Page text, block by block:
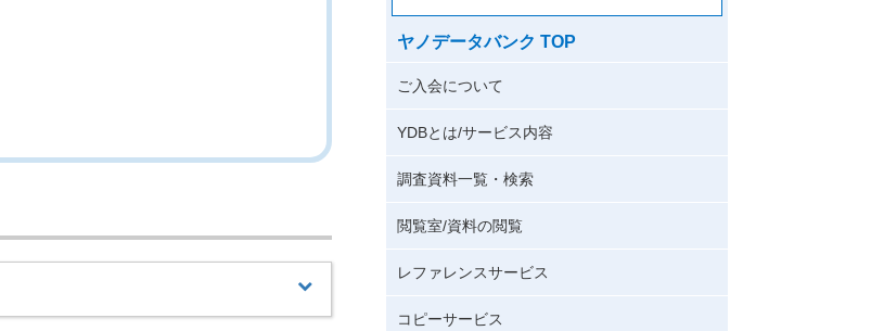
ヤノデータバンク TOP
ご入会について
YDBとは/サービス内容
調査資料一覧・検索
閲覧室/資料の閲覧
レファレンスサービス
コピーサービス